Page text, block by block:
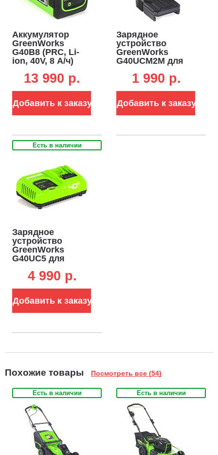
Аккумулятор
GreenWorks
G40B8 (PRC, Li-
ion, 40V, 8 А/ч)
13 990 p.
Добавить к заказу
Зарядное
устройство
GreenWorks
G40UCM2M для
40В (2 A, слайдер)
1 990 p.
Добавить к заказу
Есть в наличии
Зарядное
устройство
GreenWorks
G40UC5 для
40В быстрой
зарядки 40В (5 А)
4 990 p.
Добавить к заказу
Похожие товары Посмотреть все (54)
Есть в наличии Есть в наличии